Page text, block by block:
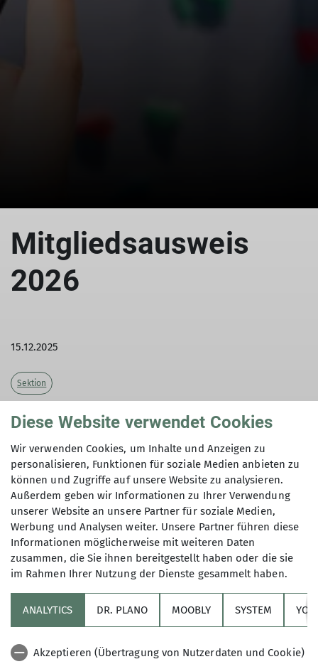
Mitgliedsausweis
2026
15.12.2025
Sektion
Ausweis 2025 noch bis Ende Februar gültig
Der neue Mitgliedsausweis wird im Laufe des
Februars zugestellt. Bis Ende Februar ist der
Ausweis 2025 noch gültig.
Falls sich eure Adresse geändert hat und ihr uns
darüber noch nicht informiert habt, holt das
bitte nach, denn andernfalls können wir euch
den analogen Ausweis nicht zusenden.
Information an die Geschäftsstelle per Email oder
Telefon.
Der digitale Mitgliedsausweis 2026 steht ab 01.
Diese Website verwendet Cookies
Wir verwenden Cookies, um Inhalte und Anzeigen zu
personalisieren, Funktionen für soziale Medien anbieten zu
können und Zugriffe auf unsere Website zu analysieren.
Außerdem geben wir Informationen zu Ihrer Verwendung
unserer Website an unsere Partner für soziale Medien,
Werbung und Analysen weiter. Unsere Partner führen diese
Informationen möglicherweise mit weiteren Daten
zusammen, die Sie ihnen bereitgestellt haben oder die sie
im Rahmen Ihrer Nutzung der Dienste gesammelt haben.
ANALYTICS DR. PLANO MOOBLY SYSTEM
Akzeptieren (Übertragung von Nutzerdaten und Cookie)